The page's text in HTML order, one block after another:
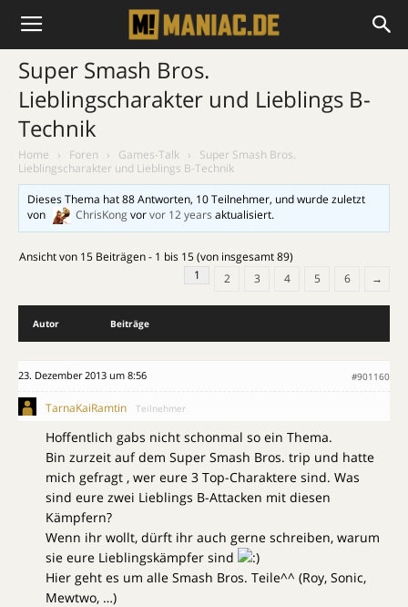
Super Smash Bros.
Lieblingscharakter und Lieblings B-
Technik
Home › Foren › Games-Talk ›
Super Smash Bros.
Lieblingscharakter und Lieblings B-Technik
Dieses Thema hat 88 Antworten, 10 Teilnehmer, und wurde zuletzt
von
ChrisKong vorvor 12 years aktualisiert.
Ansicht von 15 Beiträgen - 1 bis 15 (von insgesamt 89)
1
2 3 4 5 6 →
Autor Beiträge
23. Dezember 2013 um 8:56 #901160
TarnaKaiRamtin Teilnehmer
Hoffentlich gabs nicht schonmal so ein Thema.
Bin zurzeit auf dem Super Smash Bros. trip und hatte
mich gefragt , wer eure 3 Top-Charaktere sind. Was
sind eure zwei Lieblings B-Attacken mit diesen
Kämpfern?
Wenn ihr wollt, dürft ihr auch gerne schreiben, warum
sie eure Lieblingskämpfer sind
Hier geht es um alle Smash Bros. Teile^^ (Roy, Sonic,
Mewtwo, …)